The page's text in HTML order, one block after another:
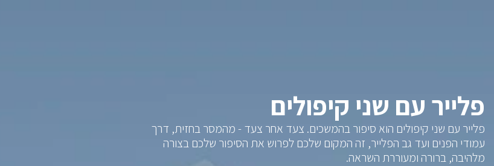
פלייר עם שני קיפולים
פלייר עם שני קיפולים הוא סיפור בהמשכים. צעד אחר צעד - מהמסר בחזית, דרך
עמודי הפנים ועד גב הפלייר, זה המקום שלכם לפרוש את הסיפור שלכם בצורה
מלהיבה, ברורה ומעוררת השראה.